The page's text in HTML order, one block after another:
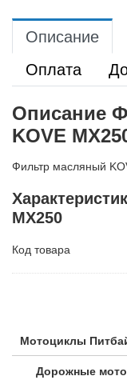
Мотоциклы
Дорожные
Описание
Оплата
Описание
KOVE
Фильтр масляный
MX250
Код товара